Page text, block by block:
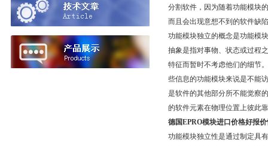
分割软件，因为随着功能模块
而且会出现意想不到的软件缺
功能模块独立的概念是功能模
抽象是指对事物、状态或过程
特征而暂时不考虑他们的细节
些信息的功能模块来说是不能
是软件的其他部分所不能觉察
的软件元素在物理位置上彼此
德国EPRO模块进口价格好报价
功能模块独立性是通过制定具